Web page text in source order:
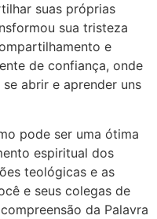
suas próprias
sua tristeza
e
de confiança, onde
abrir e aprender uns
pode ser uma ótima
espiritual dos
teológicas e as
e seus colegas de
da Palavra